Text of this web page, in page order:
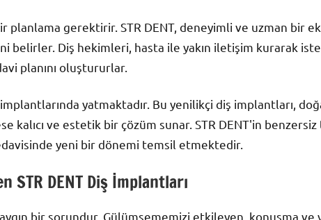
gerektirir. STR DENT, deneyimli ve uzman bir
belirler. Diş hekimleri, hasta ile yakın iletişim kurarak
planını oluştururlar.
yatmaktadır. Bu yenilikçi diş implantları,
ve estetik bir çözüm sunar. STR DENT'in benzersiz
yeni bir dönemi temsil etmektedir.
STR DENT Diş İmplantları
bir sorundur. Gülümsememizi etkileyen, konuşma ve